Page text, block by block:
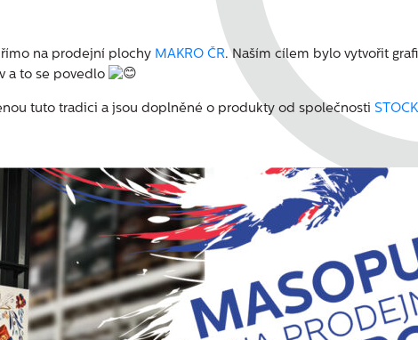
na prodejní plochy MAKRO ČR. Naším cílem bylo vytvořit
a to se povedlo
tuto tradici a jsou doplněné o produkty od společnosti